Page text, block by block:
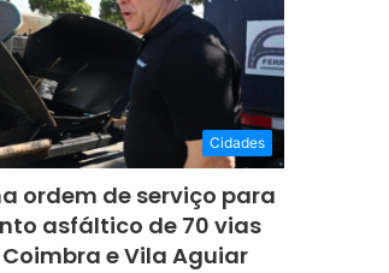
Cidades
ordem de serviço para
asfáltico de 70 vias
e Vila Aguiar